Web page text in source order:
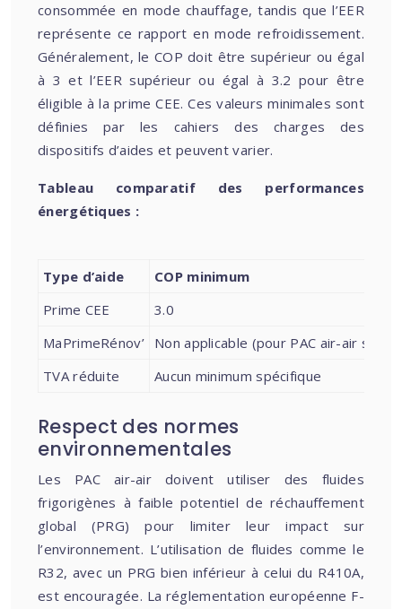
consommée en mode chauffage, tandis que l’EER
représente ce rapport en mode refroidissement.
Généralement, le COP doit être supérieur ou égal
à 3 et l’EER supérieur ou égal à 3.2 pour être
éligible à la prime CEE. Ces valeurs minimales sont
définies par les cahiers des charges des
dispositifs d’aides et peuvent varier.
Tableau comparatif des performances
énergétiques :
Type d’aide
COP minimum
Prime CEE
3.0
MaPrimeRénov’
Non applicable (pour PAC air-air seule)
TVA réduite
Aucun minimum spécifique
Respect des normes
environnementales
Les PAC air-air doivent utiliser des fluides
frigorigènes à faible potentiel de réchauffement
global (PRG) pour limiter leur impact sur
l’environnement. L’utilisation de fluides comme le
R32, avec un PRG bien inférieur à celui du R410A,
est encouragée. La réglementation européenne F-